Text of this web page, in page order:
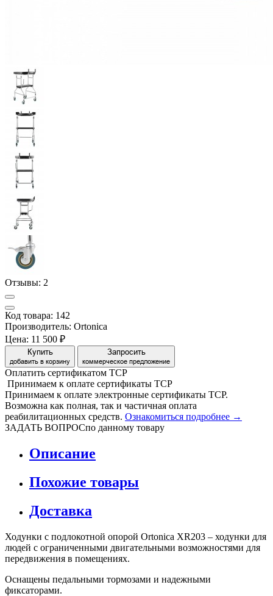
Отзывы: 2
Код товара: 142
Производитель: Ortonica
Цена: 11 500 ₽
Купить
добавить в корзину
Запросить
коммерческое предложение
Оплатить сертификатом ТСР
Принимаем к оплате сертификаты ТСР
Принимаем к оплате электронные сертификаты ТСР.
Возможна как полная, так и частичная оплата
реабилитационных средств. Ознакомиться подробнее →
ЗАДАТЬ ВОПРОСпо данному товару
Описание
Похожие товары
Доставка
Ходунки с подлокотной опорой Ortonica XR203 – ходунки для
людей с ограниченными двигательными возможностями для
передвижения в помещениях.
Оснащены педальными тормозами и надежными
фиксаторами.